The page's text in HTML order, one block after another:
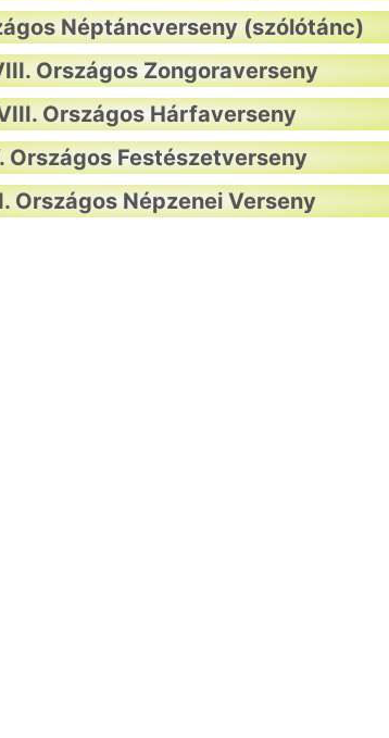
Néptáncverseny (szólótánc)
Országos Zongoraverseny
Országos Hárfaverseny
Országos Festészetverseny
Országos Népzenei Verseny